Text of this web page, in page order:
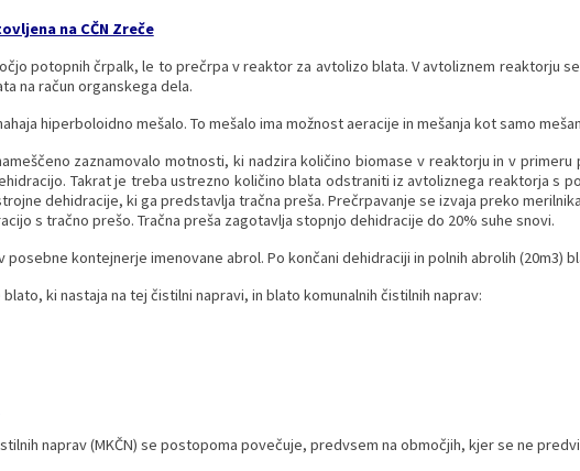
na CČN Zreče
potopnih črpalk, le to prečrpa v reaktor za avtolizo blata. V avtoliznem reaktorju
na račun organskega dela.
hiperboloidno mešalo. To mešalo ima možnost aeracije in mešanja kot samo
zaznamovalo motnosti, ki nadzira količino biomase v reaktorju in v
Takrat je treba ustrezno količino blata odstraniti iz avtoliznega reaktorja s
dehidracije, ki ga predstavlja tračna preša. Prečrpavanje se izvaja preko
s tračno prešo. Tračna preša zagotavlja stopnjo dehidracije do 20% suhe snovi.
posebne kontejnerje imenovane abrol. Po končani dehidraciji in polnih abrolih (20m3)
ki nastaja na tej čistilni napravi, in blato komunalnih čistilnih naprav:
naprav (MKČN) se postopoma povečuje, predvsem na območjih, kjer se ne